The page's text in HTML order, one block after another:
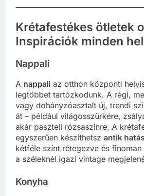
Krétafestékes ötletek
Inspirációk minden
Nappali
A nappali az otthon központi
legtöbbet tartózkodunk. A régi,
vagy dohányzóasztalt új, trendi
át – például világosszürkére,
akár pasztell rózsaszínre. A
egyszerűen készíthetsz antik
kétféle színt rétegezve és
a széleknél igazi vintage
Konyha